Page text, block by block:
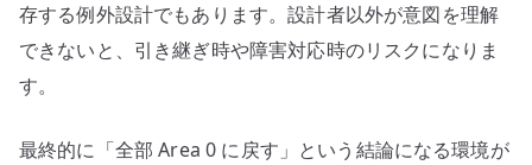
存する例外設計でもあります。設計者以外が意図を理解
できないと、引き継ぎ時や障害対応時のリスクになりま
す。
最終的に「全部 Area 0 に戻す」という結論になる環境が